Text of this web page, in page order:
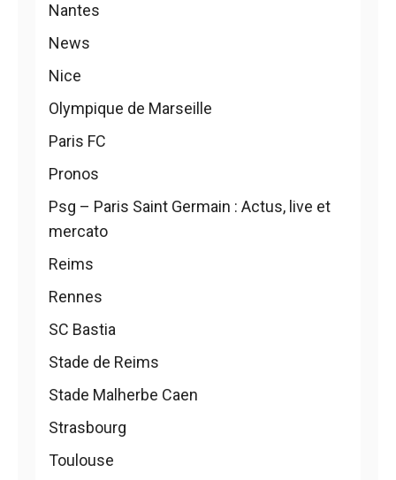
Nantes
News
Nice
Olympique de Marseille
Paris FC
Pronos
Psg – Paris Saint Germain : Actus, live et
mercato
Reims
Rennes
SC Bastia
Stade de Reims
Stade Malherbe Caen
Strasbourg
Toulouse